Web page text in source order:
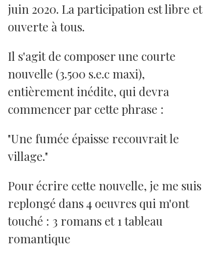
juin 2020. La participation est libre et
ouverte à tous.
Il s'agit de composer une courte
nouvelle (3.500 s.e.c maxi),
entièrement inédite, qui devra
commencer par cette phrase :
"Une fumée épaisse recouvrait le
village."
Pour écrire cette nouvelle, je me suis
replongé dans 4 oeuvres qui m'ont
touché : 3 romans et 1 tableau
romantique